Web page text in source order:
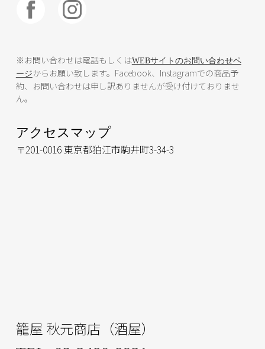
※お問い合わせは電話もしくはWEBサイトのお問い合わせペ
ージからお願い致します。Facebook、Instagramでの商品予
約、お問い合わせは申し訳ありませんが受け付けておりませ
ん。
アクセスマップ
〒201-0016 東京都狛江市駒井町3-34-3
籠屋 秋元商店（酒屋）